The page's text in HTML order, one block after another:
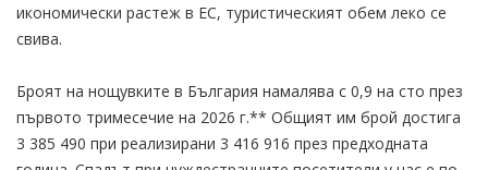
икономически растеж в ЕС, туристическият обем леко се
свива.
Броят на нощувките в България намалява с 0,9 на сто през
първото тримесечие на 2026 г.** Общият им брой достига
3 385 490 при реализирани 3 416 916 през предходната